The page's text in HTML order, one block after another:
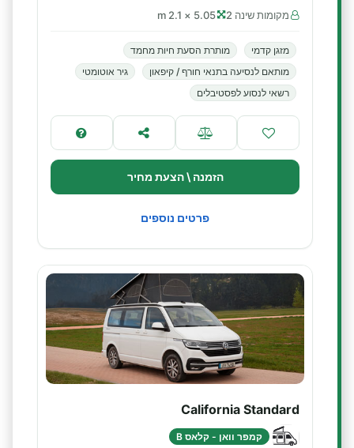
מקומות שינה 2 5.05 × 2.1 m
מזגן קדמי
מותרת הסעת חיות מחמד
מותאם לנסיעה בתנאי חורף / קיפאון
גיר אוטומטי
רשאי לנסוע לפסטיבלים
הזמנה \ הצעת מחיר
פרטים נוספים
California Standard
קמפר וואן - קלאס B